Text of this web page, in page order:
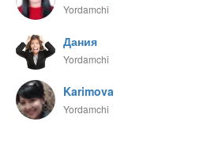
Yordamchi
Дания
Yordamchi
Karimova
Yordamchi